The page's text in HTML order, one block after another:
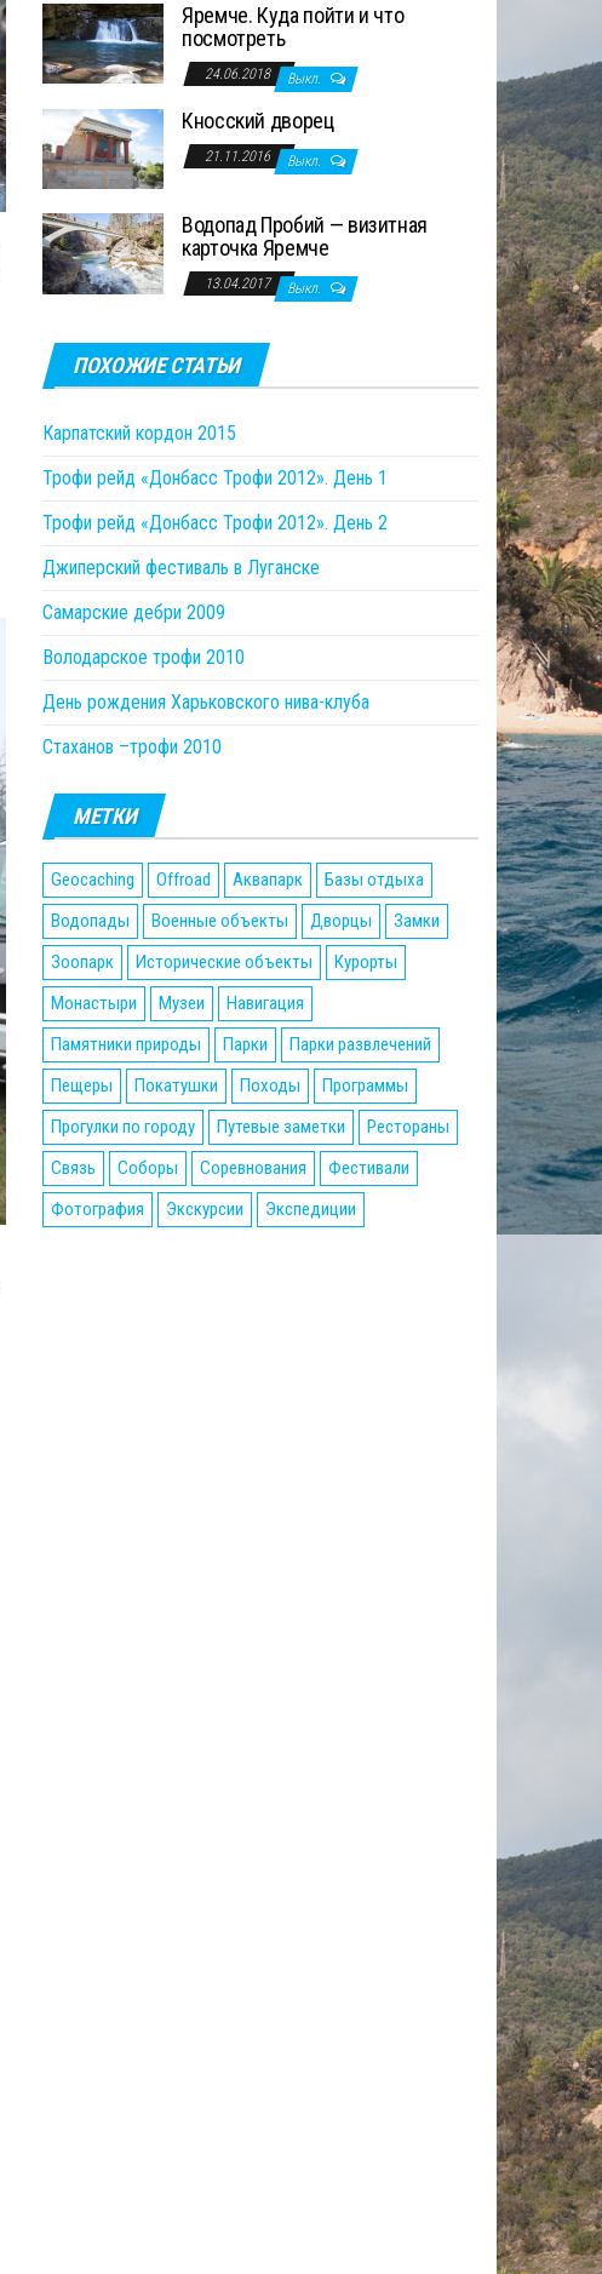
Яремче. Куда пойти и что
посмотреть
24.06.2018 Выкл.
Кносский дворец
21.11.2016 Выкл.
Водопад Пробий — визитная
карточка Яремче
13.04.2017 Выкл.
ПОХОЖИЕ СТАТЬИ
Карпатский кордон 2015
Трофи рейд «Донбасс Трофи 2012». День 1
Трофи рейд «Донбасс Трофи 2012». День 2
Джиперский фестиваль в Луганске
Самарские дебри 2009
Володарское трофи 2010
День рождения Харьковского нива-клуба
Стаханов –трофи 2010
МЕТКИ
Geocaching Offroad Аквапарк
Базы отдыха
Водопады
Военные объекты Дворцы
Замки
Зоопарк
Исторические объекты
Курорты
Монастыри
Музеи
Навигация
Памятники природы
Парки
Парки развлечений
Пещеры
Покатушки Походы
Программы
Прогулки по городу
Путевые заметки
Рестораны
Связь
Соборы Соревнования
Фестивали
Фотография
Экскурсии Экспедиции